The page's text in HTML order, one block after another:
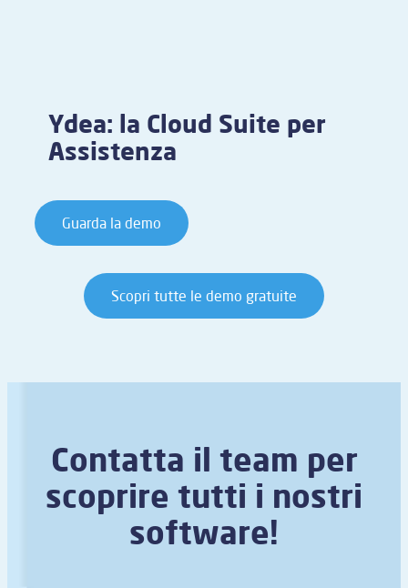
Ydea: la Cloud Suite per
Assistenza
Guarda la demo
Scopri tutte le demo gratuite
Contatta il team per
scoprire tutti i nostri
software!